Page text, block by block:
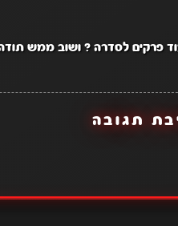
פרקים לסדרה ? ושוב ממש
תגובה